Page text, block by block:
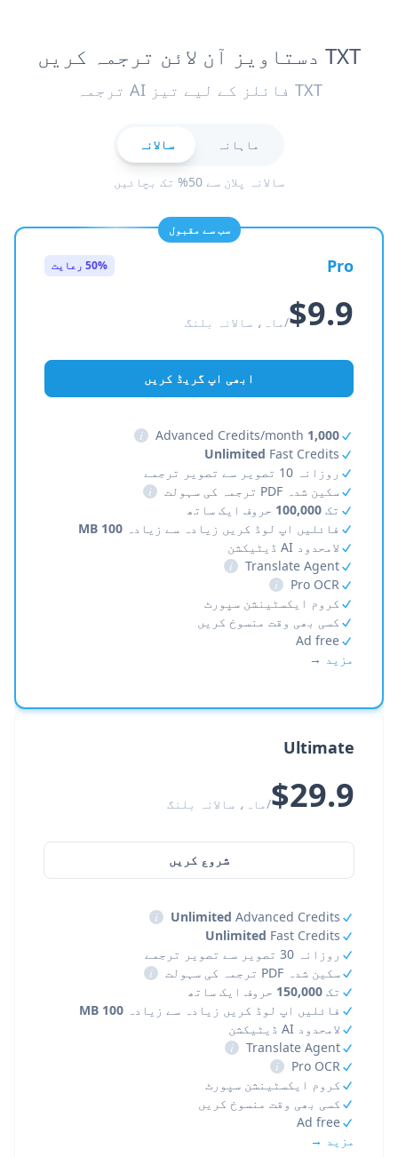
TXT دستاویز آن لائن ترجمہ کریں
TXT فائلز کے لیے تیز AI ترجمہ
ماہانہ سالانہ
سالانہ پلان سے 50% تک بچائیں
سب سے مقبول
Pro 50% رعایت
$9.9/ماہ، سالانہ بلنگ
ابھی اپ گریڈ کریں
1,000
i
Unlimited Fast Credits
روزانہ 10 تصویر سے تصویر ترجمے
سکین شدہ PDF ترجمہ کی سہولت
i
تک 100,000 حروف ایک ساتھ
فائلیں اپ لوڈ کریں زیادہ سے زیادہ 100 MB
لامحدود AI ڈیٹیکشن
Translate Agent
i
Pro OCR
i
کروم ایکسٹینشن سپورٹ
کسی بھی وقت منسوخ کریں
Ad free
مزید →
Ultimate
$29.9/ماہ، سالانہ بلنگ
شروع کریں
Unlimited Advanced Credits
i
Unlimited Fast Credits
روزانہ 30 تصویر سے تصویر ترجمے
سکین شدہ PDF ترجمہ کی سہولت
i
تک 150,000 حروف ایک ساتھ
فائلیں اپ لوڈ کریں زیادہ سے زیادہ 100 MB
لامحدود AI ڈیٹیکشن
Translate Agent
i
Pro OCR
i
کروم ایکسٹینشن سپورٹ
کسی بھی وقت منسوخ کریں
Ad free
مزید →